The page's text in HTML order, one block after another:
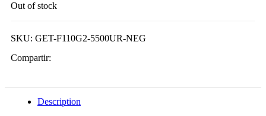
Out of stock
SKU: GET-F110G2-5500UR-NEG
Compartir:
Description